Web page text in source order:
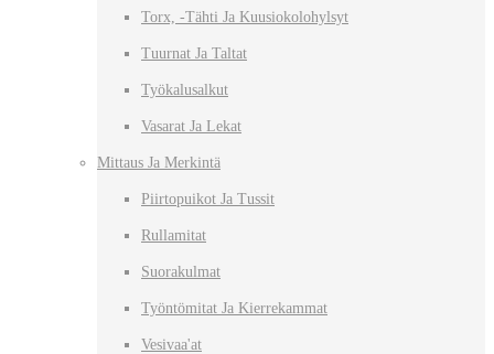
Torx, -tähti Ja Kuusiokolohylsyt
Tuurnat Ja Taltat
Työkalusalkut
Vasarat Ja Lekat
Mittaus Ja Merkintä
Piirtopuikot Ja Tussit
Rullamitat
Suorakulmat
Työntömitat Ja Kierrekammat
Vesivaa'at